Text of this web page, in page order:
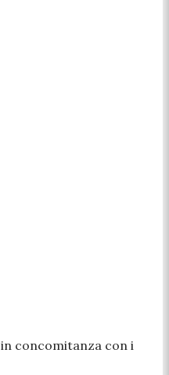
in concomitanza con i